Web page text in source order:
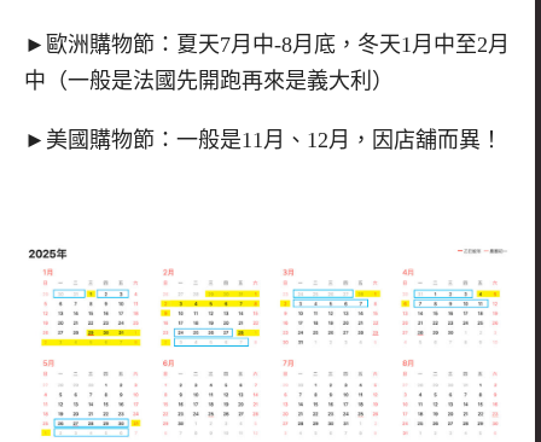
►歐洲購物節：夏天7月中-8月底，冬天1月中至2月
中（一般是法國先開跑再來是義大利）
►美國購物節：一般是11月、12月，因店舖而異！